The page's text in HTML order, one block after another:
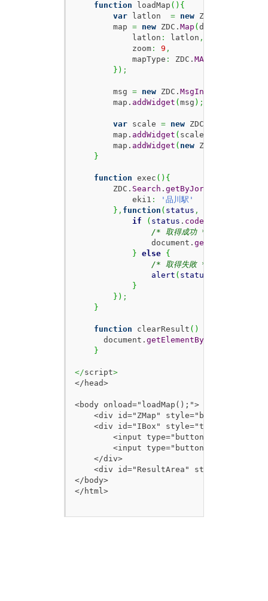
function loadMap ( ) {
var latlon = new ZDC.
        map
= new ZDC. Map ( document.
            latlon
: latlon ,
            zoom
: 9 ,
            mapType
: ZDC.
} ) ;
        msg
= new ZDC. MsgInfo
        map.
addWidget ( msg ) ;
var scale = new ZDC.
        map.
addWidget ( scale
        map.
addWidget ( new ZDC.
}
function exec ( ) {
        ZDC.
Search . getByJorudan
            eki1
:
'品川駅'
} , function ( status ,
if
( status . code
/* 取得成功 */
                document.
getElementById
} else
{
/* 取得失敗 */
alert ( status
}
} ) ;
}
function clearResult ( )
      document.
getElementById
}
</script>
</head>
<body onload="loadMap();">
<div id="ZMap" style="border:1px
<div id="IBox" style="top:40px;
<input type="button" value="検索
<input type="button" value="結果
    </div>
<div id="ResultArea"
</body>
</html>